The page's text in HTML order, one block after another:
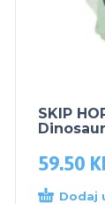
SKIP
Dinosaur
59.50
Dodaj